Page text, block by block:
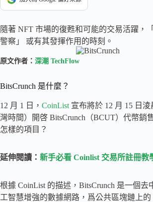
隨著 NFT 市場的復甦和可能的交易活躍，
警察」 或有其發揮作用的時刻。
原文作者： 深潮 TechFlow
BitsCrunch 是什麼？
12 月 1 日， CoinList 宣布將於 12 月 15 日淩
灣時間）開啓 BitsCrunch（BCUT）代幣銷
怎樣的項目？
延伸閱讀： 新手必看 Coinlist 交易所註冊教
根據 CoinList 的描述，BitsCrunch 是一個去
工智慧增強的數據網路，爲公共區塊鏈上